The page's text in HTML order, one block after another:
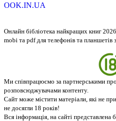
OOK.IN.UA
Онлайн бібліотека найкращих книг
mobi та pdf для телефонів та планшетів
Ми співпрацюємо за партнерськими
розповсюджувачами контенту.
Сайт може містити матеріали, які не
не досягли 18 років!
Вся інформація, на сайті